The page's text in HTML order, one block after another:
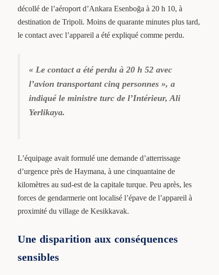
décollé de l’aéroport d’Ankara Esenboğa à 20 h 10, à
destination de Tripoli. Moins de quarante minutes plus tard,
le contact avec l’appareil a été expliqué comme perdu.
« Le contact a été perdu à 20 h 52 avec
l’avion transportant cinq personnes », a
indiqué le ministre turc de l’Intérieur, Ali
Yerlikaya.
L’équipage avait formulé une demande d’atterrissage
d’urgence près de Haymana, à une cinquantaine de
kilomètres au sud-est de la capitale turque. Peu après, les
forces de gendarmerie ont localisé l’épave de l’appareil à
proximité du village de Kesikkavak.
Une disparition aux conséquences
sensibles